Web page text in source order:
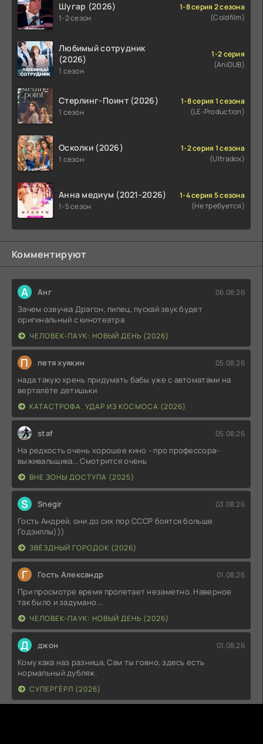
Шугар (2026)
1-2 сезон
1-8 серия 2 сезона
(Coldfilm)
Любимый сотрудник
(2026)
1 сезон
1-2 серия
(AniDUB)
Стерлинг-Поинт (2026)
1 сезон
1-8 серия 1 сезона
(LE-Production)
Осколки (2026)
1 сезон
1-2 серия 1 сезона
(Ultradox)
Анна медиум (2021-2026)
1-5 сезон
1-4 серия 5 сезона
(Не требуется)
Комментируют
А Анг 06.08.26
Зачем озвучка Драгон, пипец, пускай звук будет
оригинальный с кинотеатра
ЧЕЛОВЕК-ПАУК: НОВЫЙ ДЕНЬ (2026)
П петя хуякин 05.08.26
нада такую хрень придумать бабы уже с автоматами на
верталёте детишьки
КАТАСТРОФА. УДАР ИЗ КОСМОСА (2026)
staf 05.08.26
На редкость очень хорошее кино - про профессора-
выживальщика... Смотрится очень
ВНЕ ЗОНЫ ДОСТУПА (2025)
S Snegir 03.08.26
Гость Андрей, они до сих пор СССР боятся больше
Годзиллы)))
ЗВЁЗДНЫЙ ГОРОДОК (2026)
Г Гость Александр 01.08.26
При просмотре время пролетает незаметно. Наверное
так было и задумано...
ЧЕЛОВЕК-ПАУК: НОВЫЙ ДЕНЬ (2026)
Д джон 01.08.26
Кому кака наз разница, Сам ты говно, здесь есть
нормальный дубляж.
СУПЕРГЁРЛ (2026)